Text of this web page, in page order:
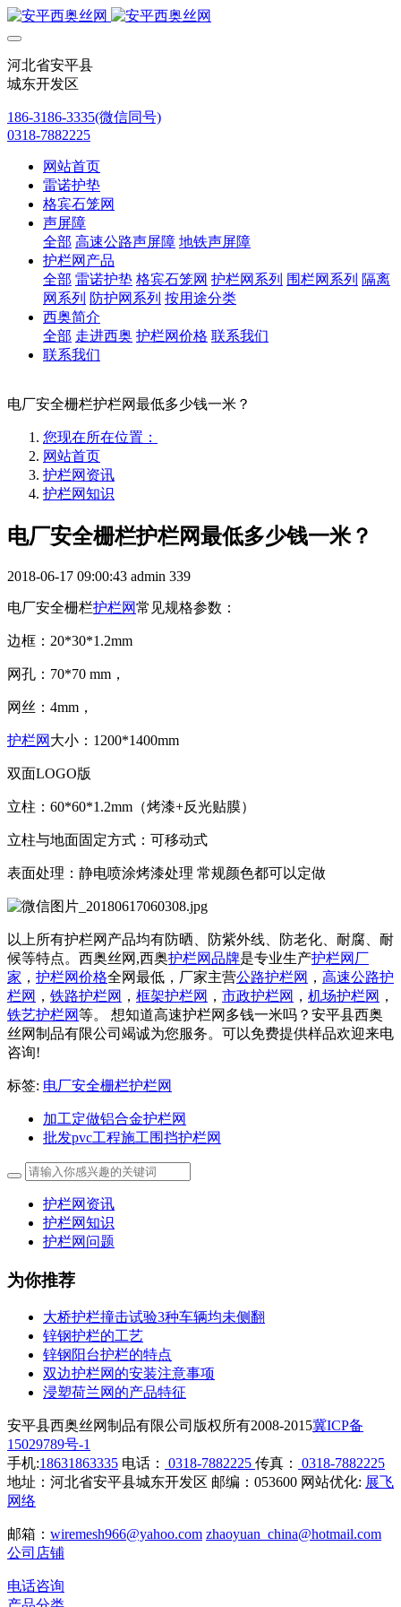
河北省安平县
城东开发区
186-3186-3335(微信同号)
0318-7882225
网站首页
雷诺护垫
格宾石笼网
声屏障
全部 高速公路声屏障 地铁声屏障
护栏网产品
全部 雷诺护垫 格宾石笼网 护栏网系列 围栏网系列 隔离
网系列 防护网系列 按用途分类
西奥简介
全部 走进西奥 护栏网价格 联系我们
联系我们
电厂安全栅栏护栏网最低多少钱一米？
您现在所在位置：
网站首页
护栏网资讯
护栏网知识
电厂安全栅栏护栏网最低多少钱一米？
2018-06-17 09:00:43 admin 339
电厂安全栅栏护栏网常见规格参数：
边框：20*30*1.2mm
网孔：70*70 mm，
网丝：4mm，
护栏网 大小：1200*1400mm
双面LOGO版
立柱：60*60*1.2mm（烤漆+反光贴膜）
立柱与地面固定方式：可移动式
表面处理：静电喷涂烤漆处理 常规颜色都可以定做
以上所有护栏网产品均有防晒、防紫外线、防老化、耐腐、耐
候等特点。西奥丝网,西奥护栏网品牌是专业生产护栏网厂
家 ， 护栏网价格全网最低，厂家主营公路护栏网 ， 高速公路护
栏网 ， 铁路护栏网 ， 框架护栏网 ， 市政护栏网 ， 机场护栏网 ，
铁艺护栏网等。 想知道高速护栏网多钱一米吗？安平县西奥
丝网制品有限公司竭诚为您服务。可以免费提供样品欢迎来电
咨询!
标签: 电厂安全栅栏护栏网
加工定做铝合金护栏网
批发pvc工程施工围挡护栏网
护栏网资讯
护栏网知识
护栏网问题
为你推荐
大桥护栏撞击试验3种车辆均未侧翻
锌钢护栏的工艺
锌钢阳台护栏的特点
双边护栏网的安装注意事项
浸塑荷兰网的产品特征
安平县西奥丝网制品有限公司版权所有2008-2015冀ICP备
15029789号-1
手机:18631863335 电话： 0318-7882225 传真：
0318-7882225
地址：河北省安平县城东开发区 邮编：053600 网站优化: 展飞
网络
邮箱： wiremesh966@yahoo.com zhaoyuan_china@hotmail.com
公司店铺
电话咨询